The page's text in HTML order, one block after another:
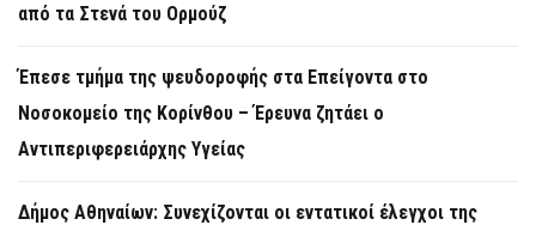
από τα Στενά του Ορμούζ
Έπεσε τμήμα της ψευδοροφής στα Επείγοντα στο
Νοσοκομείο της Κορίνθου – Έρευνα ζητάει ο
Αντιπεριφερειάρχης Υγείας
Δήμος Αθηναίων: Συνεχίζονται οι εντατικοί έλεγχοι της